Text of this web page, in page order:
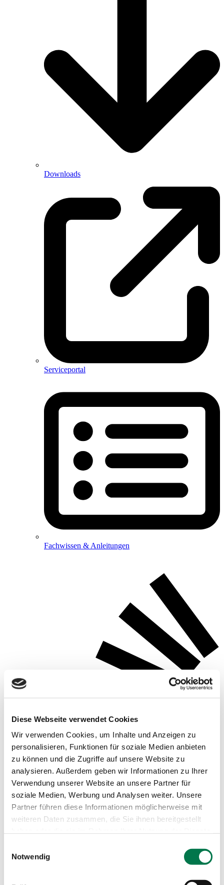
Diese Webseite verwendet Cookies
Wir verwenden Cookies, um Inhalte und Anzeigen zu
personalisieren, Funktionen für soziale Medien anbieten
zu können und die Zugriffe auf unsere Website zu
analysieren. Außerdem geben wir Informationen zu Ihrer
Verwendung unserer Website an unsere Partner für
soziale Medien, Werbung und Analysen weiter. Unsere
Partner führen diese Informationen möglicherweise mit
weiteren Daten zusammen, die Sie ihnen bereitgestellt
Notwendig
Downloads
Serviceportal
Fachwissen & Anleitungen
Beispielsauswertungen